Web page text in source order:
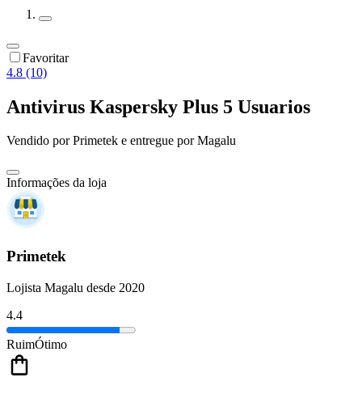
Favoritar
4.8 (10)
Antivirus Kaspersky Plus 5 Usuarios
Vendido porPrimetek e entregue por Magalu
Informações da loja
Primetek
Lojista Magalu desde 2020
4.4
RuimÓtimo